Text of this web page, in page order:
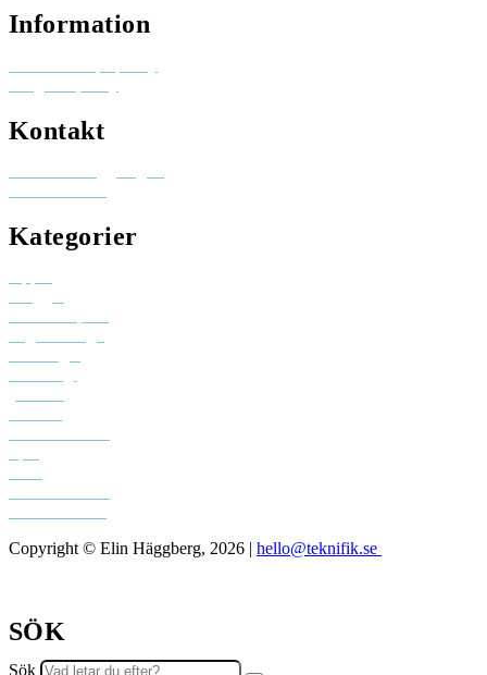
Information
Kontakt
Kategorier
Copyright © Elin Häggberg, 2026 | hello@teknifik.se
SÖK
Sök